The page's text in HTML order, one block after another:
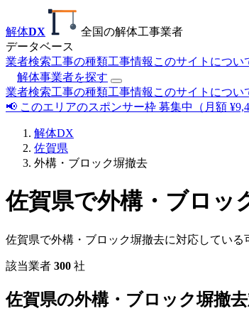
解体DX
全国の解体工事業者
データベース
業者検索工事の種類工事情報 このサイトについ
解体事業者を探す
業者検索工事の種類工事情報 このサイトについ
📢 このエリアのスポンサー枠 募集中（月額
解体DX
佐賀県
外構・ブロック塀撤去
佐賀県で外構・ブロッ
佐賀県で外構・ブロック塀撤去に対応してい
該当業者 300 社
佐賀県の外構・ブロック塀撤